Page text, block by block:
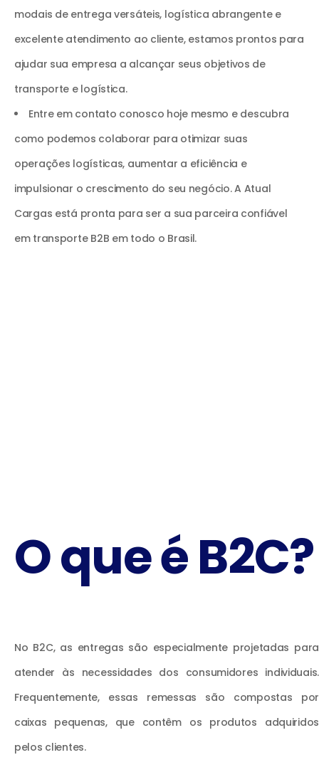
modais de entrega versáteis, logística abrangente e
excelente atendimento ao cliente, estamos prontos para
ajudar sua empresa a alcançar seus objetivos de
transporte e logística.
Entre em contato conosco hoje mesmo e descubra
como podemos colaborar para otimizar suas
operações logísticas, aumentar a eficiência e
impulsionar o crescimento do seu negócio. A Atual
Cargas está pronta para ser a sua parceira confiável
em transporte B2B em todo o Brasil.
O que é B2C?
No B2C, as entregas são especialmente projetadas para
atender às necessidades dos consumidores individuais.
Frequentemente, essas remessas são compostas por
caixas pequenas, que contêm os produtos adquiridos
pelos clientes.​